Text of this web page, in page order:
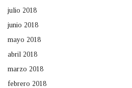
julio 2018
junio 2018
mayo 2018
abril 2018
marzo 2018
febrero 2018